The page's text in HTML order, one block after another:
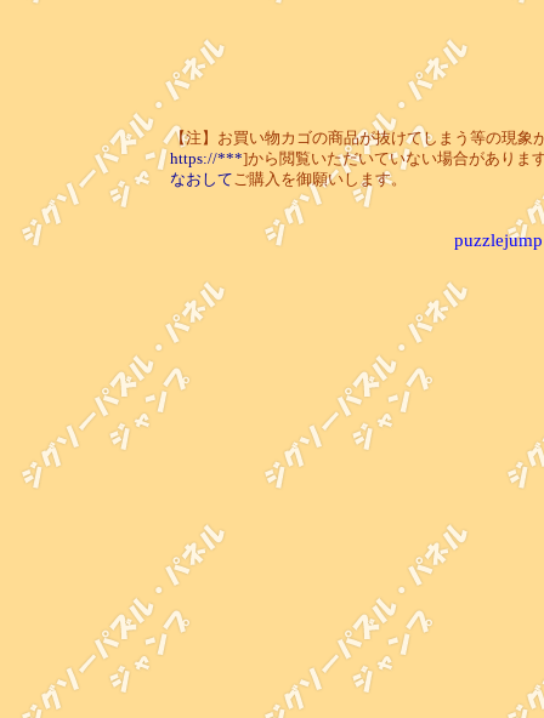
【注】お買い物カゴの商品が抜けてしまう等の現象
https://***]から閲覧いただいていない場合がありま
なおしてご購入を御願いします。